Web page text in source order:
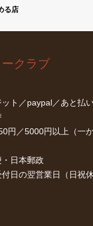
る店
クラブ
ット／paypal／あと払
円／5000円以上（一
・日本郵政
付日の翌営業日（日祝